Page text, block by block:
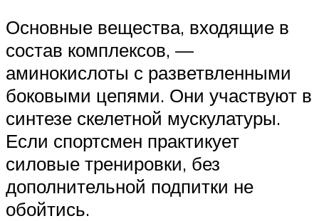
Основные вещества, входящие в
состав комплексов, —
аминокислоты с разветвленными
боковыми цепями. Они участвуют в
синтезе скелетной мускулатуры.
Если спортсмен практикует
силовые тренировки, без
дополнительной подпитки не
обойтись.